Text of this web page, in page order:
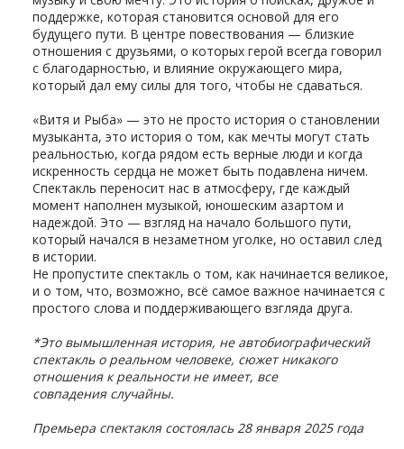
поддержке, которая становится основой для его
будущего пути. В центре повествования — близкие
отношения с друзьями, о которых герой всегда говорил
с благодарностью, и влияние окружающего мира,
который дал ему силы для того, чтобы не сдаваться.
«Витя и Рыба» — это не просто история о становлении
музыканта, это история о том, как мечты могут стать
реальностью, когда рядом есть верные люди и когда
искренность сердца не может быть подавлена ничем.
Спектакль переносит нас в атмосферу, где каждый
момент наполнен музыкой, юношеским азартом и
надеждой. Это — взгляд на начало большого пути,
который начался в незаметном уголке, но оставил след
в истории.
Не пропустите спектакль о том, как начинается великое,
и о том, что, возможно, всё самое важное начинается с
простого слова и поддерживающего взгляда друга.
*Это вымышленная история, не автобиографический
спектакль о реальном человеке, сюжет никакого
отношения к реальности не имеет, все
совпадения случайны.
Премьера спектакля состоялась 28 января 2025 года